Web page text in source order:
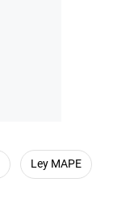
Ley MAPE